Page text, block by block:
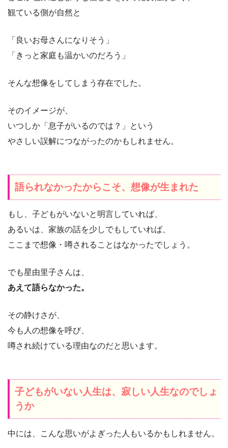
観ている側が自然と
「良いお母さんになりそう」
「きっと家庭も温かいのだろう」
そんな想像をしてしまう存在でした。
そのイメージが、
いつしか「息子がいるのでは？」という
やさしい誤解につながったのかもしれません。
語られなかったからこそ、想像が生まれた
もし、子どもがいないと明言していれば、
あるいは、家族の話を少しでもしていれば、
ここまで想像・噂されることはなかったでしょう。
でも星由里子さんは、
あえて語らなかった。
その静けさが、
今も人の想像を呼び、
噂され続けている理由なのだと思います。
子どもがいない人生は、寂しい人生なのでしょ
うか
中には、こんな思いがよぎった人もいるかもしれません。